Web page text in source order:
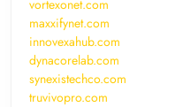
vortexonet.com
maxxifynet.com
innovexahub.com
dynacorelab.com
synexistechco.com
truvivopro.com